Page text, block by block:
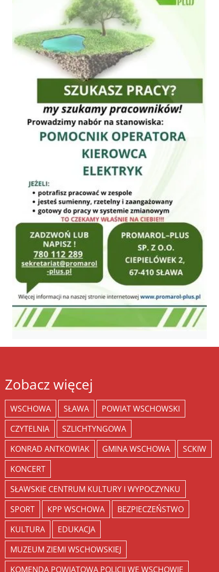
Zobacz więcej
WSCHOWA SŁAWA
POWIAT WSCHOWSKI
CZYTELNIA
SZLICHTYNGOWA
KONRAD ANTKOWIAK
GMINA WSCHOWA
SCKIW
KONCERT
SŁAWSKIE CENTRUM KULTURY I WYPOCZYNKU
SPORT
KPP WSCHOWA
BEZPIECZEŃSTWO
KULTURA
EDUKACJA
MUZEUM ZIEMI WSCHOWSKIEJ
KOMENDA POWIATOWA POLICJI WE WSCHOWIE